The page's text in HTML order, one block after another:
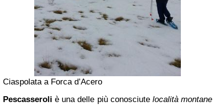
Ciaspolata a Forca d’Acero
Pescasseroli è una delle più conosciute località montane